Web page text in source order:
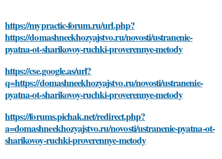
https://mypractic-forum.ru/url.php?
https://domashneekhozyajstvo.ru/novosti/ustranenie-
pyatna-ot-sharikovoy-ruchki-proverennye-metody
https://cse.google.as/url?
q=https://domashneekhozyajstvo.ru/novosti/ustranenie-
pyatna-ot-sharikovoy-ruchki-proverennye-metody
https://forums.pichak.net/redirect.php?
a=domashneekhozyajstvo.ru/novosti/ustranenie-pyatna-ot-
sharikovoy-ruchki-proverennye-metody